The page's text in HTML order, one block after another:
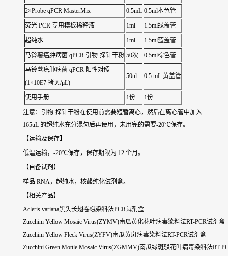
2×Probe qPCR MasterMix 0.5mL 0.5ml本色管
荧光 PCR 专用模板稀释液 1ml 1.5ml绿盖管
超纯水 1ml 1.5ml蓝盖管
马铃薯癌肿病菌 qPCR 引物-探针干粉 50次 0.5ml棕色管
马铃薯癌肿病菌 qPCR 阳性对照
(1×10E7 拷贝/μL)
50ul 0.5 mL 黄盖管
使用手册 1份 1份
注意：引物-探针干粉在使用前需要短暂离心，然后在离心管中加入
165uL 的超纯水充分混匀后再使用，未用完的需要-20℃保存。
【运输及保存】
低温运输，-20℃保存，保存期限为 12 个月。
【自备试剂】
样品 RNA，超纯水，核酸纯化试剂盒。
【相关产品】
Acleris variana黑头长翅卷蛾染料法PCR试剂盒
Zucchini Yellow Mosaic Virus(ZYMV)南瓜黄化花叶病毒染料法RT-PCR试剂盒
Zucchini Yellow Fleck Virus(ZYFV)南瓜黄斑病毒染料法RT-PCR试剂盒
Zucchini Green Mottle Mosaic Virus(ZGMMV)南瓜绿斑驳花叶病毒染料法RT-